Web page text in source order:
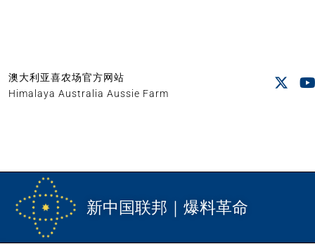
澳大利亚喜农场官方网站
Himalaya Australia Aussie Farm
新中国联邦｜爆料革命